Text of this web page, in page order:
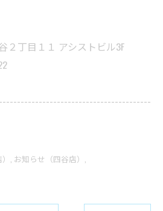
２丁目１１ アシストビル3F
お知らせ（四谷店）